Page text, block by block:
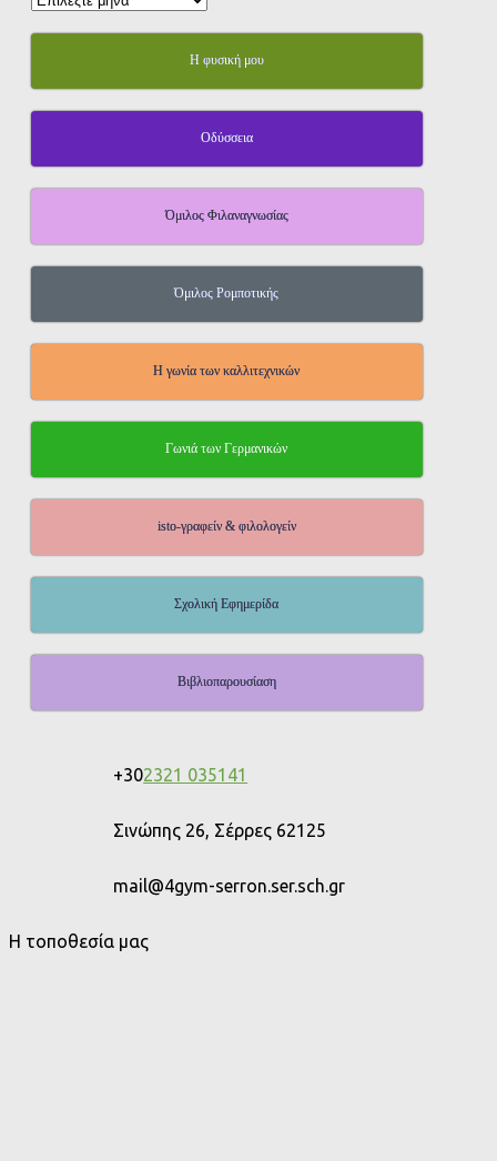
Η φυσική μου
Οδύσσεια
Όμιλος Φιλαναγνωσίας
Όμιλος Ρομποτικής
Η γωνία των καλλιτεχνικών
Γωνιά των Γερμανικών
isto-γραφείν & φιλολογείν
Σχολική Εφημερίδα
Βιβλιοπαρουσίαση
+302321 035141
Σινώπης 26, Σέρρες 62125
mail@4gym-serron.ser.sch.gr
Η τοποθεσία μας